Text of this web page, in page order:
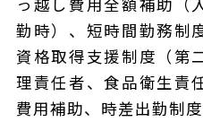
勤時）、短時間勤務制
資格取得支援制度（第
理責任者、食品衛生責
費用補助、時差出勤制